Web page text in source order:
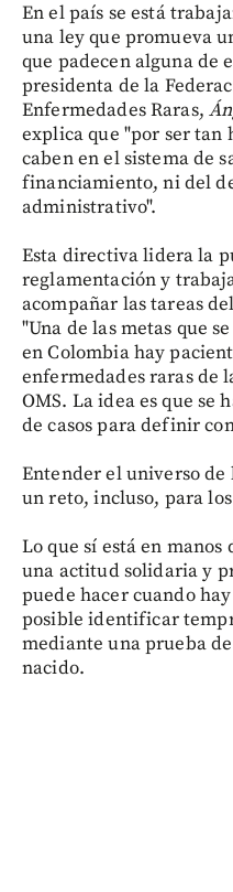
En el país se está
una ley que promueva
que padecen alguna de
presidenta de la
Enfermedades Raras,
explica que "por ser tan
caben en el sistema de
financiamiento, ni del
administrativo".
Esta directiva lidera la
reglamentación y
acompañar las tareas
"Una de las metas que
en Colombia hay
enfermedades raras de
OMS. La idea es que se
de casos para definir
Entender el universo de
un reto, incluso, para
Lo que sí está en
una actitud solidaria y
puede hacer cuando
posible identificar
mediante una prueba
nacido.